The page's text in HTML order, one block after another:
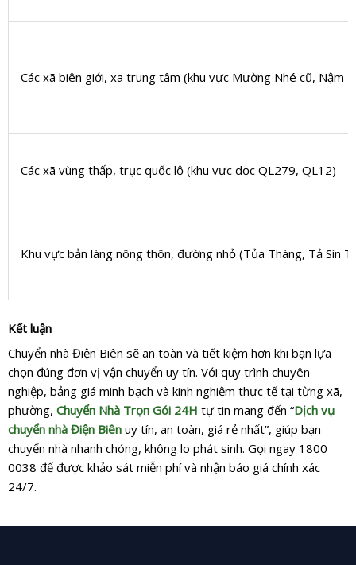
Các xã biên giới, xa trung tâm (khu vực Mường Nhé cũ, Nậm
Các xã vùng thấp, trục quốc lộ (khu vực dọc QL279, QL12)
Khu vực bản làng nông thôn, đường nhỏ (Tủa Thàng, Tả Sìn
Kết luận
Chuyển nhà Điện Biên sẽ an toàn và tiết kiệm hơn khi bạn lựa
chọn đúng đơn vị vận chuyển uy tín. Với quy trình chuyên
nghiệp, bảng giá minh bạch và kinh nghiệm thực tế tại từng xã,
phường, Chuyển Nhà Trọn Gói 24H tự tin mang đến “Dịch vụ
chuyển nhà Điện Biên uy tín, an toàn, giá rẻ nhất”, giúp bạn
chuyển nhà nhanh chóng, không lo phát sinh. Gọi ngay 1800
0038 để được khảo sát miễn phí và nhận báo giá chính xác
24/7.